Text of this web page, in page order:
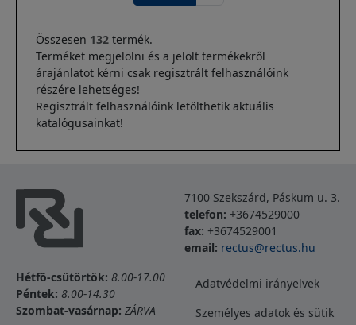
Összesen 132 termék.
Terméket megjelölni és a jelölt termékekről
árajánlatot kérni csak regisztrált felhasználóink
részére lehetséges!
Regisztrált felhasználóink letölthetik aktuális
katalógusainkat!
7100 Szekszárd, Páskum u. 3.
telefon: +3674529000
fax: +3674529001
email: rectus@rectus.hu
Hétfõ-csütörtök: 8.00-17.00
Péntek: 8.00-14.30
Szombat-vasárnap: ZÁRVA
Lábléc
Adatvédelmi irányelvek
Személyes adatok és sütik